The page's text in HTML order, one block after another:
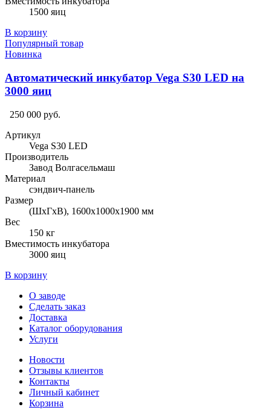
1500 яиц
В корзину
Популярный товар
Новинка
Автоматический инкубатор Vega S30 LED на
3000 яиц
250 000 руб.
Артикул
Vega S30 LED
Производитель
Завод Волгасельмаш
Материал
сэндвич-панель
Размер
(ШхГхВ), 1600х1000х1900 мм
Вес
150 кг
Вместимость инкубатора
3000 яиц
В корзину
О заводе
Сделать заказ
Доставка
Каталог оборудования
Услуги
Новости
Отзывы клиентов
Контакты
Личный кабинет
Корзина